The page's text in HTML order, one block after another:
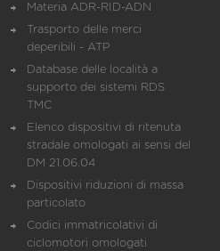
Materia ADR-RID-ADN
Trasporto delle merci
deperibili - ATP
Database delle località a
supporto dei sistemi RDS
TMC
Elenco dispositivi di ritenuta
stradale omologati ai sensi del
DM 21.06.04
Dispositivi riduzioni di massa
particolato
Codici immatricolativi di
ciclomotori omologati